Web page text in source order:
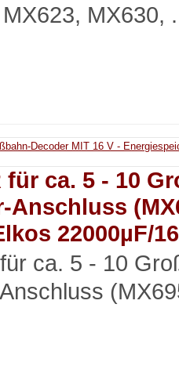
MX630,
ca. 5 - 10
Anschluss
22000µF/
ca. 5 - 10